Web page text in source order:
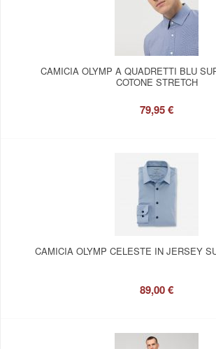
CAMICIA OLYMP A QUADRETTI BLU
COTONE STRETCH
79,95 €
CAMICIA OLYMP CELESTE IN JERSEY
89,00 €